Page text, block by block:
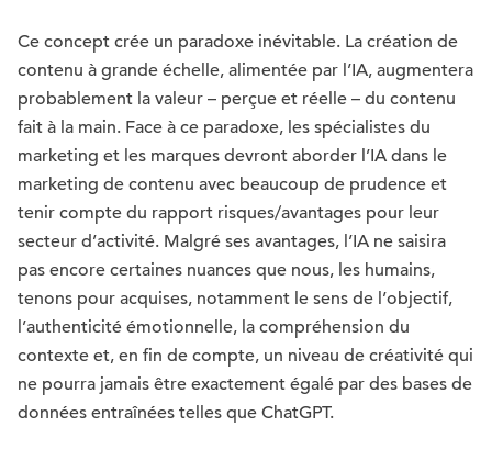
Ce concept crée un paradoxe inévitable. La création de
contenu à grande échelle, alimentée par l’IA, augmentera
probablement la valeur – perçue et réelle – du contenu
fait à la main. Face à ce paradoxe, les spécialistes du
marketing et les marques devront aborder l’IA dans le
marketing de contenu avec beaucoup de prudence et
tenir compte du rapport risques/avantages pour leur
secteur d’activité. Malgré ses avantages, l’IA ne saisira
pas encore certaines nuances que nous, les humains,
tenons pour acquises, notamment le sens de l’objectif,
l’authenticité émotionnelle, la compréhension du
contexte et, en fin de compte, un niveau de créativité qui
ne pourra jamais être exactement égalé par des bases de
données entraînées telles que ChatGPT.